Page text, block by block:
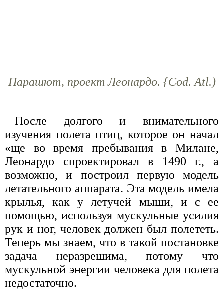
Парашют, проект Леонардо. {Cod. Atl.)
После долгого и внимательного
изучения полета птиц, которое он начал
«ще во время пребывания в Милане,
Леонардо спроектировал в 1490 г., а
возможно, и построил первую модель
летательного аппарата. Эта модель имела
крылья, как у летучей мыши, и с ее
помощью, используя мускульные усилия
рук и ног, человек должен был полететь.
Теперь мы знаем, что в такой постановке
задача неразрешима, потому что
мускульной энергии человека для полета
недостаточно.